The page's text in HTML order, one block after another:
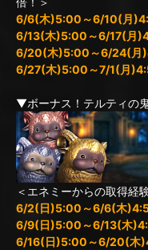
6/6(木)5:00～6/10(月
6/13(木)5:00～6/17(月
6/20(木)5:00～6/24(月
6/27(木)5:00～7/1(月
▼ボーナス！テルティの
＜エネミーからの取得経
6/2(日)5:00～6/6(木
6/9(日)5:00～6/13(木
6/16(日)5:00～6/20(木